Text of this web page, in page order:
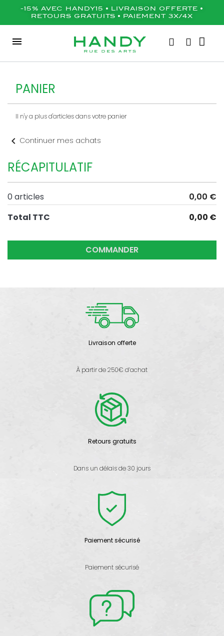
-15% AVEC HANDY15 • LIVRAISON OFFERTE •
RETOURS GRATUITS • PAIEMENT 3X/4X
PANIER
Il n'y a plus d'articles dans votre panier
chevron_left Continuer mes achats
RÉCAPITULATIF
0 articles
0,00 €
Total TTC
0,00 €
COMMANDER
Livraison offerte
À partir de 250€ d’achat
Retours gratuits
Dans un délais de 30 jours
Paiement sécurisé
Paiement sécurisé